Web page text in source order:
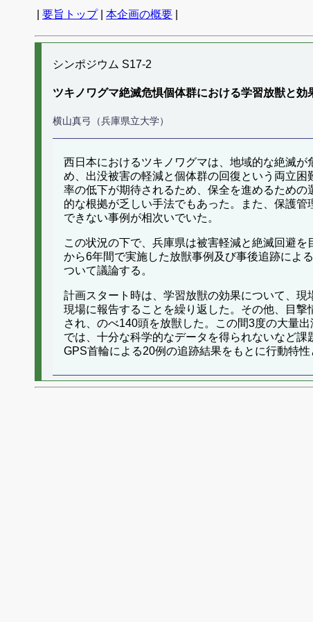
要旨トップ| 本企画の概要
シンポジウム S17-2
ツキノワグマ絶滅危惧個体群における学習放獣と効
横山真弓（兵庫県立大学）
西日本におけるツキノワグマは、地域的な絶滅
め、出没被害の軽減と個体群の回復という両立
率の低下が期待されるため、保全を進めるため
的な根拠が乏しい手法でもあった。また、保護
できない事例が相次いでいた。
この状況の下で、兵庫県は被害軽減と絶滅回避
から6年間で実施した放獣事例及び事後追跡によ
ついて議論する。
計画スタート時は、学習放獣の効果について、
現場に報告することを繰り返した。その他、目
され、のべ140頭を放獣した。この間3度の大量
では、十分な科学的なデータを得られないなど
GPS首輪による20例の追跡結果をもとに行動特